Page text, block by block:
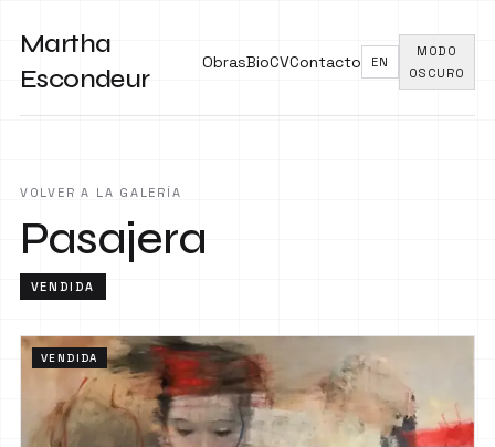
Martha
Escondeur
ObrasBioCVContacto EN
MODO
OSCURO
VOLVER A LA GALERÍA
Pasajera
VENDIDA
VENDIDA